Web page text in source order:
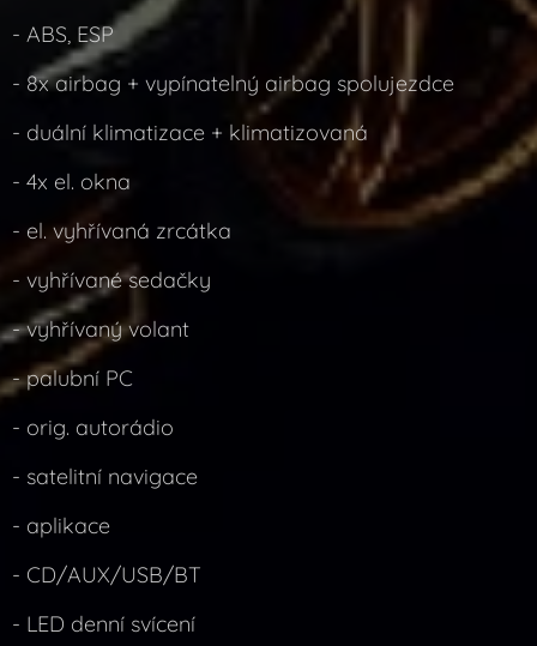
- ABS, ESP
- 8x airbag + vypínatelný airbag spolujezdce
- duální klimatizace + klimatizovaná
- 4x el. okna
- el. vyhřívaná zrcátka
- vyhřívané sedačky
- vyhřívaný volant
- palubní PC
- orig. autorádio
- satelitní navigace
- aplikace
- CD/AUX/USB/BT
- LED denní svícení